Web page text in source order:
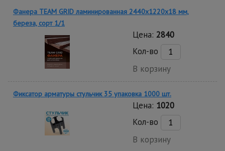
Фанера TEAM GRID ламинированная 2440х1220х18 мм,
береза, сорт 1/1
Цена: 2840
Кол-во
В корзину
Фиксатор арматуры стульчик 35 упаковка 1000 шт.
Цена: 1020
Кол-во
В корзину